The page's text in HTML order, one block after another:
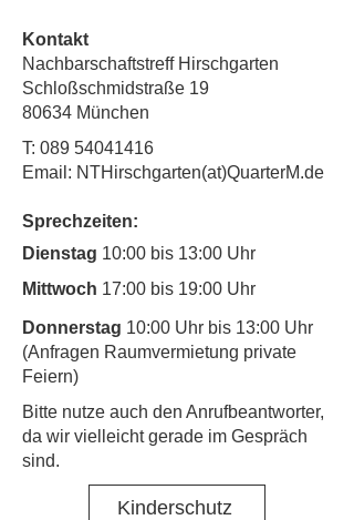
Kontakt
Nachbarschaftstreff Hirschgarten
Schloßschmidstraße 19
80634 München
T: 089 54041416
Email: NTHirschgarten(at)QuarterM.de
Sprechzeiten:
Dienstag 10:00 bis 13:00 Uhr
Mittwoch 17:00 bis 19:00 Uhr
Donnerstag 10:00 Uhr bis 13:00 Uhr
(Anfragen Raumvermietung private
Feiern)
​Bitte nutze auch den Anrufbeantworter,
da wir vielleicht gerade im Gespräch
sind.
Kinderschutz